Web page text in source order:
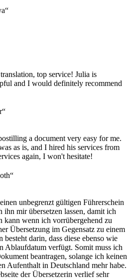
top service! Julia is
and I would definitely recommend
a document very easy for me.
as is, and I hired his services from
again, I won't hesitate!
unbegrenzt gültigen Führerschein
mir übersetzen lassen, damit ich
kann wenn ich vorrübergehend zu
Übersetzung im Gegensatz zu einem
besteht darin, dass diese ebenso wie
Ablaufdatum verfügt. Somit muss ich
beantragen, solange ich keinen
Aufenthalt in Deutschland mehr habe.
der Übersetzerin verlief sehr